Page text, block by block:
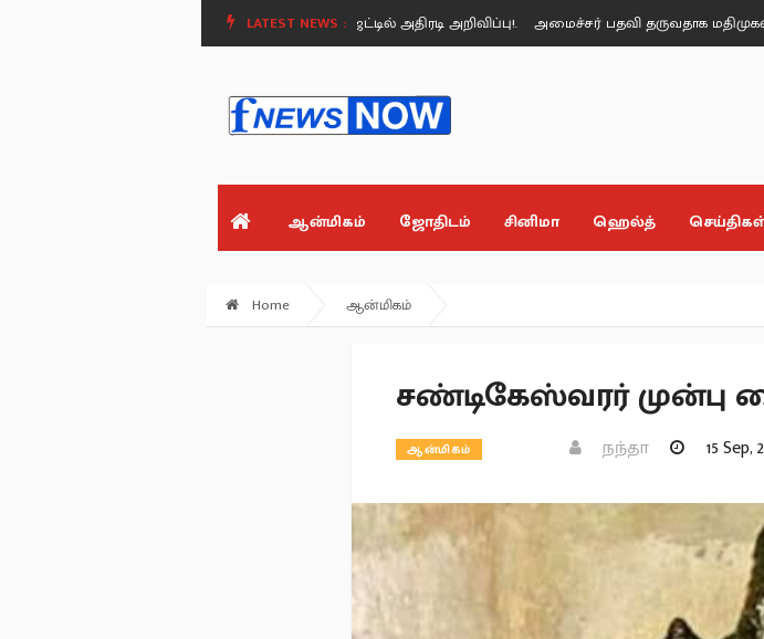
LATEST NEWS :
மதுரையில் சிறப்பு சட்டக் கல்லூரி - பட்ஜெட்டில் அதிரடி அறிவிப்பு!. அமைச்சர் பதவி தருவதாக மதிமுகவில் ஆசை
ஆன்மிகம் ஜோதிடம் சினிமா ஹெல்த்
Home ஆன்மிகம்
சண்டிகேஸ்வரர் முன்பு
ஆன்மிகம் நந்தா 15 Sep,